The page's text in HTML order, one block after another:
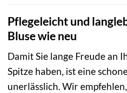
Pflegeleicht und
Bluse wie neu
Damit Sie lange Freude an
Spitze haben, ist eine
unerlässlich. Wir